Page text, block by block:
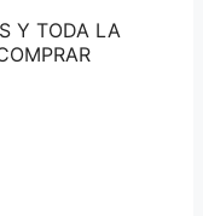
Y TODA LA